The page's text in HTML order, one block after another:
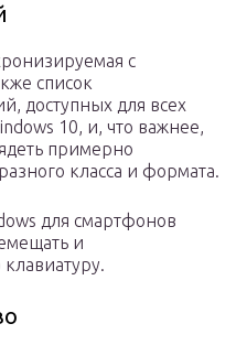
с
список
доступных для всех
10, и, что важнее,
примерно
класса и формата.
для смартфонов
и